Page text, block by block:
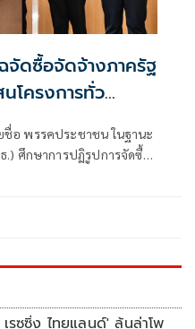
ดซื้อจัดจ้างภาครัฐ
นโครงการทั่ว
า 5 หมื่นล้านบาท
อ พรรคประชาชน ในฐานะ
.) ศึกษาการปฏิรูปการจัดซื้อ
ซซิ่ง ไทยแลนด์' ลุ้นล่าโพ